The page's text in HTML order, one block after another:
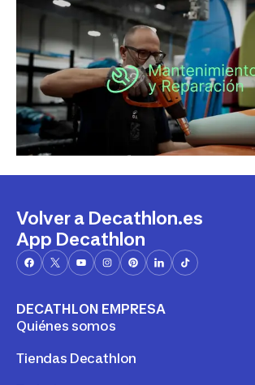
Volver a Decathlon.es
App Decathlon
DECATHLON EMPRESA
Quiénes somos
Tiendas Decathlon